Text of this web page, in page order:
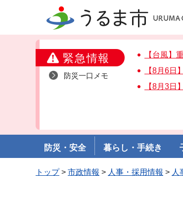
うるま市
緊急情報
防災一口メモ
【台風】
【8月6日
【8月3日
防災・安全 暮らし・手続き
トップ> 市政情報 > 人事・採用情報 > 人